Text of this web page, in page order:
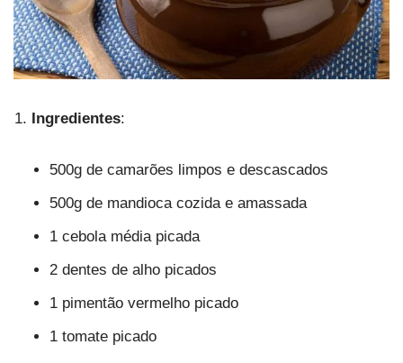
Ingredientes:
500g de camarões limpos e descascados
500g de mandioca cozida e amassada
1 cebola média picada
2 dentes de alho picados
1 pimentão vermelho picado
1 tomate picado